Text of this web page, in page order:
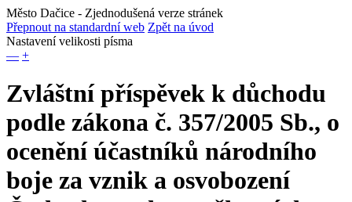
Město Dačice - Zjednodušená verze stránek
Přepnout na standardní web Zpět na úvod
Nastavení velikosti písma
— +
Zvláštní příspěvek k důchodu
podle zákona č. 357/2005 Sb., o
ocenění účastníků národního
boje za vznik a osvobození